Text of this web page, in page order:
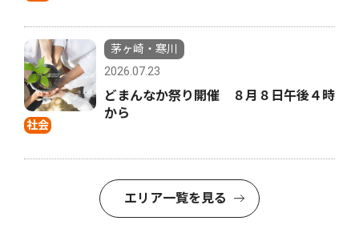
社会
茅ヶ崎・寒川
2026.07.23
どまんなか祭り開催 ８月８日午後４時
から
エリア一覧を見る